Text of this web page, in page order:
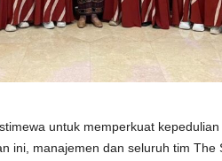
untuk memperkuat
ini, manajemen dan seluruh tim The